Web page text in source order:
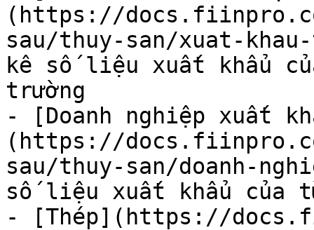
(https://
sau/thuy-san/xuat-
kê số liệu xuất khẩu
trường
- [Doanh nghiệp xuất
(https://
sau/thuy-san/doanh-
số liệu xuất khẩu của
- [Thép](https://